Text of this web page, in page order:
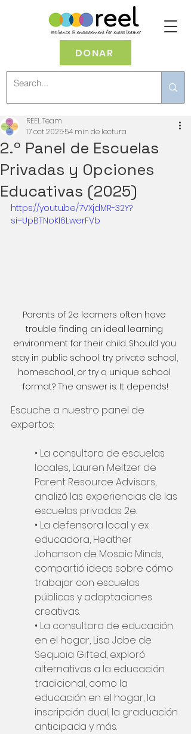
DONAR
2.º Panel de Escuelas
Privadas y Opciones
Educativas (2025)
REEL Team
17 oct 202554 min de lectura
https://youtu.be/7VXjdMR-32Y?
si=UpBTNoKI6LwerFVb
Parents of 2e learners often have
trouble finding an ideal learning
environment for their child. Should you
stay in public school, try private school,
homeschool, or try a unique school
format? The answer is: It depends!
Escuche a nuestro panel de
expertos:
• La consultora de escuelas
locales, Lauren Meltzer de
Parent Resource Advisors,
analizó las experiencias de las
escuelas privadas 2e.
• La defensora local y ex
educadora, Heather
Johanson de Mosaic Minds,
compartió ideas sobre cómo
trabajar con escuelas
públicas y adaptaciones
creativas.
• La consultora de educación
en el hogar, Lisa Jobe de
Sequoia Gifted, exploró
alternativas a la educación
tradicional, como la
educación en el hogar, la
inscripción dual, la graduación
anticipada y más.